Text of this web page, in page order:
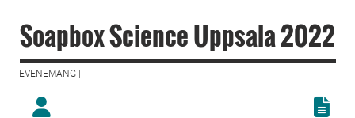
Soapbox Science Uppsala 2022
EVENEMANG |